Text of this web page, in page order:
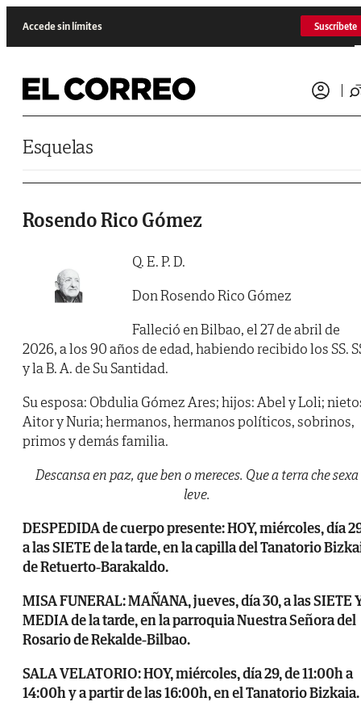
Accede sin límites Suscríbete
Esquelas
Rosendo Rico Gómez
Q. E. P. D.
Don Rosendo Rico Gómez
Falleció en Bilbao, el 27 de abril de
2026, a los 90 años de edad, habiendo recibido los SS.
y la B. A. de Su Santidad.
Su esposa: Obdulia Gómez Ares; hijos: Abel y Loli;
Aitor y Nuria; hermanos, hermanos políticos, sobrinos,
primos y demás familia.
Descansa en paz, que ben o mereces. Que a terra che sexa
leve.
DESPEDIDA de cuerpo presente: HOY, miércoles, día
a las SIETE de la tarde, en la capilla del Tanatorio
de Retuerto-Barakaldo.
MISA FUNERAL: MAÑANA, jueves, día 30, a las SIETE
MEDIA de la tarde, en la parroquia Nuestra Señora del
Rosario de Rekalde-Bilbao.
SALA VELATORIO: HOY, miércoles, día 29, de 11:00h a
14:00h y a partir de las 16:00h, en el Tanatorio Bizkaia.